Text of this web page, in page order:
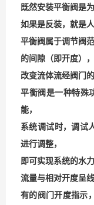
既然安装平衡阀是
如果是反装，就是
平衡阀属于调节阀
的间隙（即开度），
改变流体流经阀门
平衡阀是一种特殊
能，
系统调试时，调试
进行调整，
即可实现系统的水
流量与相对开度呈线
有的阀门开度指示